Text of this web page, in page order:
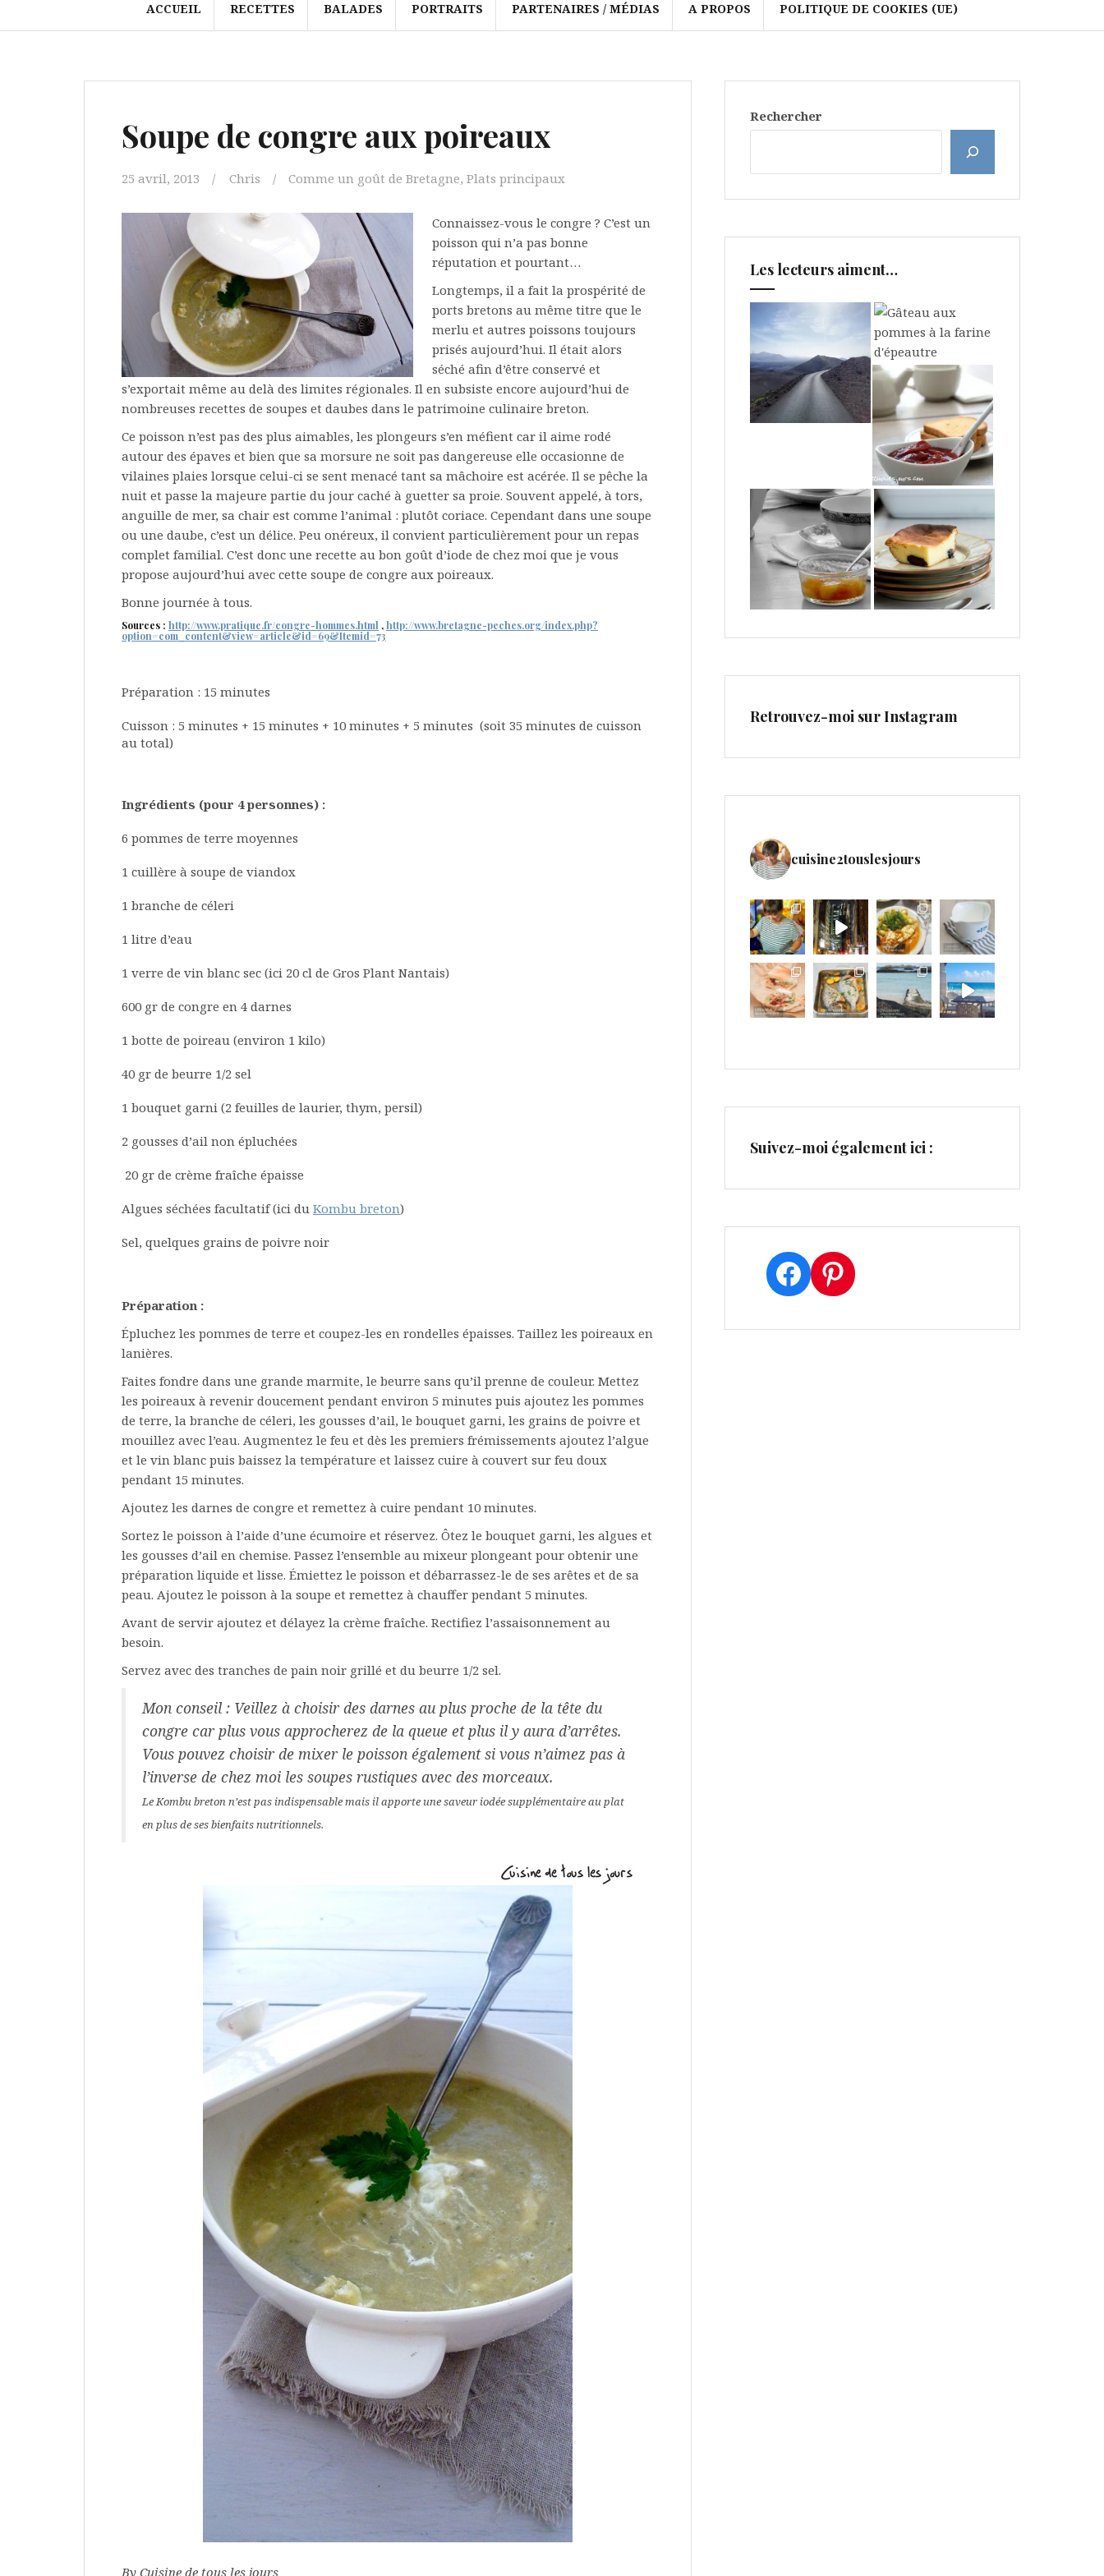
ACCUEIL RECETTES BALADES PORTRAITS PARTENAIRES / MÉDIAS A PROPOS POLITIQUE DE COOKIES (UE)
Soupe de congre aux poireaux
25 avril, 2013 Chris Comme un goût de Bretagne, Plats principaux
Connaissez-vous le congre ? C’est un
poisson qui n’a pas bonne
réputation et pourtant…
Longtemps, il a fait la prospérité de
ports bretons au même titre que le
merlu et autres poissons toujours
prisés aujourd’hui. Il était alors
séché afin d’être conservé et
s’exportait même au delà des limites régionales. Il en subsiste encore aujourd’hui de
nombreuses recettes de soupes et daubes dans le patrimoine culinaire breton.
Ce poisson n’est pas des plus aimables, les plongeurs s’en méfient car il aime rodé
autour des épaves et bien que sa morsure ne soit pas dangereuse elle occasionne de
vilaines plaies lorsque celui-ci se sent menacé tant sa mâchoire est acérée. Il se pêche la
nuit et passe la majeure partie du jour caché à guetter sa proie. Souvent appelé, à tors,
anguille de mer, sa chair est comme l’animal : plutôt coriace. Cependant dans une soupe
ou une daube, c’est un délice. Peu onéreux, il convient particulièrement pour un repas
complet familial. C’est donc une recette au bon goût d’iode de chez moi que je vous
propose aujourd’hui avec cette soupe de congre aux poireaux.
Bonne journée à tous.
Sources : http://www.pratique.fr/congre-hommes.html ,http://www.bretagne-peches.org/index.php?
option=com_content&view=article&id=69&Itemid=73
Préparation : 15 minutes
Cuisson : 5 minutes + 15 minutes + 10 minutes + 5 minutes (soit 35 minutes de cuisson
au total)
Ingrédients (pour 4 personnes) :
6 pommes de terre moyennes
1 cuillère à soupe de viandox
1 branche de céleri
1 litre d’eau
1 verre de vin blanc sec (ici 20 cl de Gros Plant Nantais)
600 gr de congre en 4 darnes
1 botte de poireau (environ 1 kilo)
40 gr de beurre 1/2 sel
1 bouquet garni (2 feuilles de laurier, thym, persil)
2 gousses d’ail non épluchées
20 gr de crème fraîche épaisse
Algues séchées facultatif (ici du Kombu breton)
Sel, quelques grains de poivre noir
Préparation :
Épluchez les pommes de terre et coupez-les en rondelles épaisses. Taillez les poireaux en
lanières.
Faites fondre dans une grande marmite, le beurre sans qu’il prenne de couleur. Mettez
les poireaux à revenir doucement pendant environ 5 minutes puis ajoutez les pommes
de terre, la branche de céleri, les gousses d’ail, le bouquet garni, les grains de poivre et
mouillez avec l’eau. Augmentez le feu et dès les premiers frémissements ajoutez l’algue
et le vin blanc puis baissez la température et laissez cuire à couvert sur feu doux
pendant 15 minutes.
Ajoutez les darnes de congre et remettez à cuire pendant 10 minutes.
Sortez le poisson à l’aide d’une écumoire et réservez. Ôtez le bouquet garni, les algues et
les gousses d’ail en chemise. Passez l’ensemble au mixeur plongeant pour obtenir une
préparation liquide et lisse. Émiettez le poisson et débarrassez-le de ses arêtes et de sa
peau. Ajoutez le poisson à la soupe et remettez à chauffer pendant 5 minutes.
Avant de servir ajoutez et délayez la crème fraîche. Rectifiez l’assaisonnement au
besoin.
Servez avec des tranches de pain noir grillé et du beurre 1/2 sel.
Mon conseil : Veillez à choisir des darnes au plus proche de la tête du
congre car plus vous approcherez de la queue et plus il y aura d’arrêtes.
Vous pouvez choisir de mixer le poisson également si vous n’aimez pas à
l’inverse de chez moi les soupes rustiques avec des morceaux.
Le Kombu breton n’est pas indispensable mais il apporte une saveur iodée supplémentaire au plat
en plus de ses bienfaits nutritionnels.
By Cuisine de tous les jours
Rechercher
Les lecteurs aiment…
Retrouvez-moi sur Instagram
cuisine2touslesjours
Suivez-moi également ici :
Facebook
Pinterest